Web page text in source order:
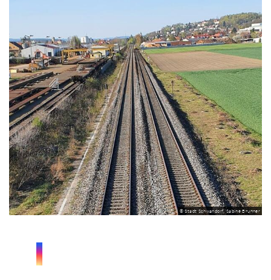
© Stadt Schwandorf, Sabine Brunner